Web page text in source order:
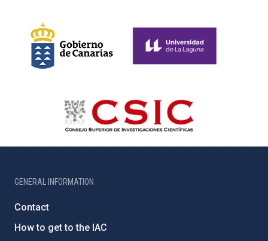
GENERAL INFORMATION
Contact
How to get to the IAC